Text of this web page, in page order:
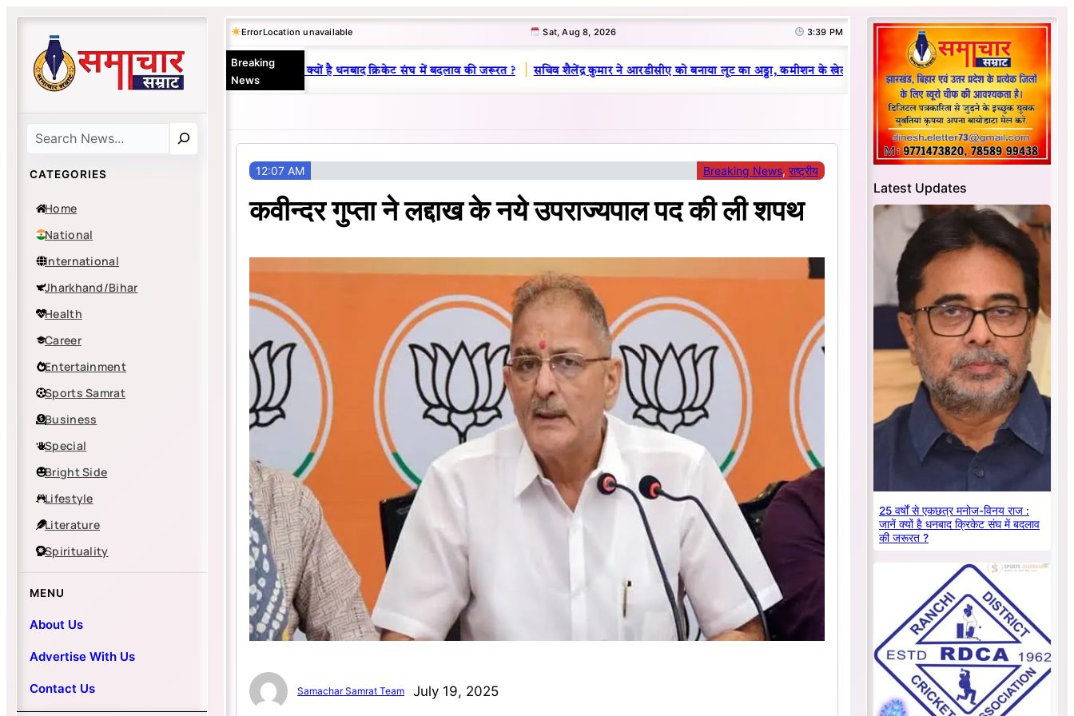
Skip
content
Search
CATEGORIES
Home
National
International
Jharkhand/Bihar
Health
Career
Entertainment
Sports Samrat
Business
Special
Bright Side
Lifestyle
Literature
Spirituality
MENU
About Us
Advertise With Us
Contact Us
ErrorLocation unavailable Sat, Aug 8, 2026 3:39 PM
Breaking
News
25 वर्षों से एकछत्र मनोज-विनय राज : जानें क्यों है धनबाद क्रिकेट संघ में बदलाव की जरूरत ? | सचिव शैलेंद्र कुमार ने आरडीसीए को बनाया लूट का अड्डा, कमीशन के खेल का हुआ भंडाफोड़ | धनबाद क्रिकेट संघ में परिवारवाद
12:07 AM Breaking News, राष्ट्रीय
कवीन्दर गुप्ता ने लद्दाख के नये उपराज्यपाल पद की ली शपथ
Samachar Samrat Team July 19, 2025
Latest Updates
25 वर्षों से एकछत्र मनोज-विनय राज :
जानें क्यों है धनबाद क्रिकेट संघ में बदलाव
की जरूरत ?